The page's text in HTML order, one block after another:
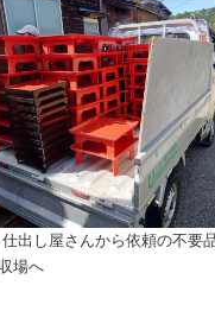
出し屋さんから依頼の不要
場へ